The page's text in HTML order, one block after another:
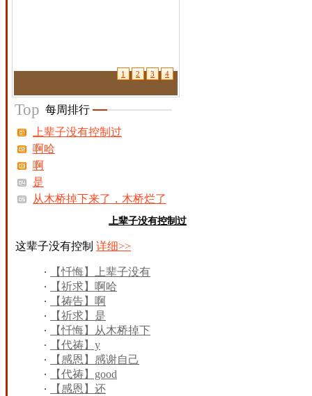
1 2 3 4
Top 每周排行
上辈子没有控制过
啊哈
啊
是
从木桥掉下来了，木桥烂了
上辈子没有控制过
这辈子没有控制 详细>>
【忏悔】上辈子没有
控制过
【祈求】啊哈
【祷告】啊
【祈求】是
【忏悔】从木桥掉下
来了，木桥
【代祷】y
【感恩】感谢自己
【代祷】good
【感恩】还